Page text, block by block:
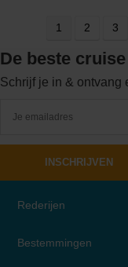
1 2 3
De beste
Schrijf je in & ontvang
INSCHRIJVEN
Rederijen
Bestemmingen